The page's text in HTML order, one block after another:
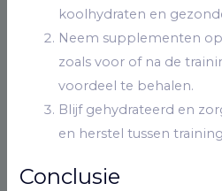
koolhydraten en
Neem supplementen
zoals voor of na de
voordeel te behalen.
Blijf gehydrateerd en
en herstel tussen
Conclusie